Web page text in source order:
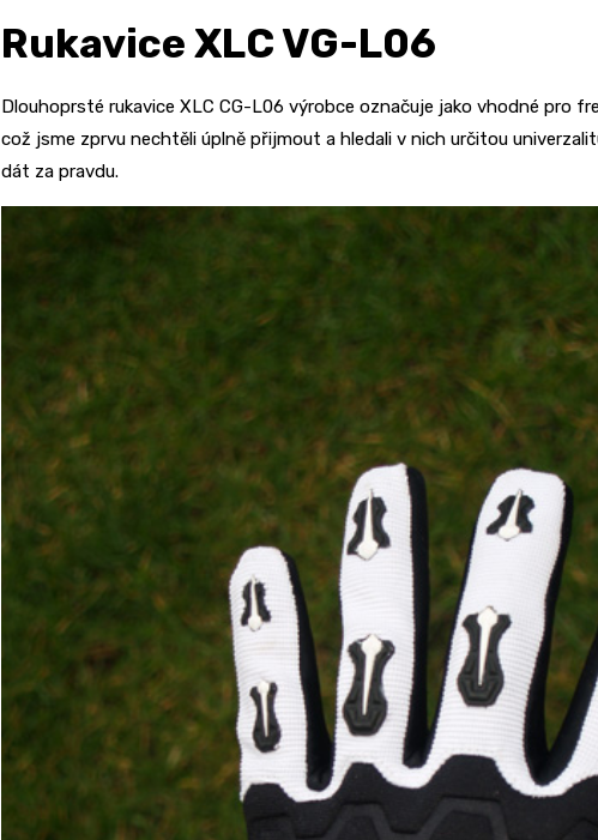
Rukavice XLC VG-L06
Dlouhoprsté rukavice XLC CG-L06 výrobce označuje jako vhodné pro
což jsme zprvu nechtěli úplně přijmout a hledali v nich určitou
dát za pravdu.